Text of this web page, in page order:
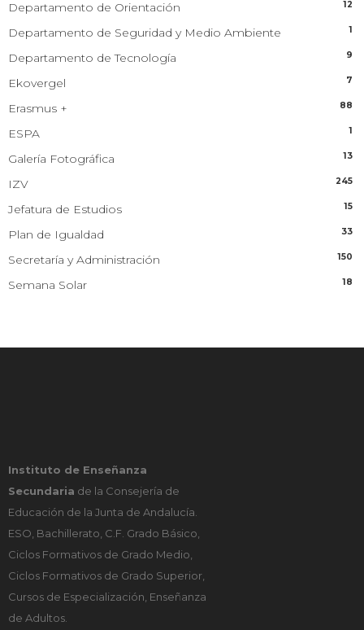
Departamento de Orientación 12
Departamento de Seguridad y Medio Ambiente 1
Departamento de Tecnología 9
Ekovergel 7
Erasmus + 88
ESPA 1
Galería Fotográfica 13
IZV 245
Jefatura de Estudios 15
Plan de Igualdad 33
Secretaría y Administración 150
Semana Solar 18
Instituto de Enseñanza
Secundaria de la Consejería de
Educación de la Junta de Andalucía.
ESO, Bachillerato, C.F. Grado Básico,
Ciclos Formativos de Grado Medio,
Ciclos Formativos de Grado Superior,
Cursos de Especialización, Enseñanza
de Adultos.